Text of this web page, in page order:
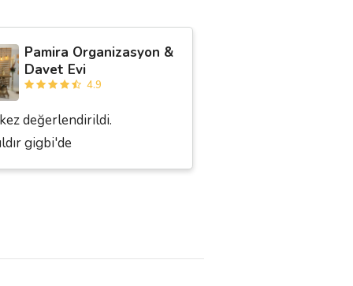
Pamira Organizasyon &
Davet Evi
4.9
değerlendirildi.
gigbi'de